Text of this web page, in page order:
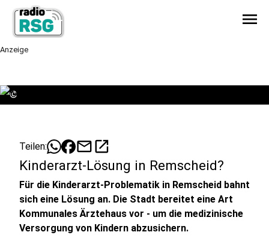
menu
Anzeige
©
Teilen: mailopen_in_new
Kinderarzt-Lösung in Remscheid?
Für die Kinderarzt-Problematik in Remscheid bahnt
sich eine Lösung an. Die Stadt bereitet eine Art
Kommunales Ärztehaus vor - um die medizinische
Versorgung von Kindern abzusichern.